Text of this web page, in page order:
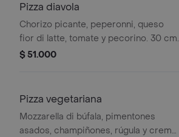
Pizza diavola
Chorizo picante, peperonni, queso
fior di latte, tomate y pecorino. 30 cm.
$ 51.000
Pizza vegetariana
Mozzarella di búfala, pimentones
asados, champiñones, rúgula y crema